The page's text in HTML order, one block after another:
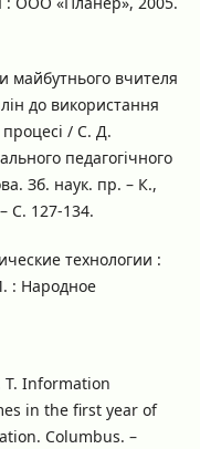
майбутнього вчителя
до використання
/ С. Д.
педагогічного
Зб. наук. пр. – К.,
С. 127-134.
технологии :
: Народное
T. Information
in the first year of
Columbus. –